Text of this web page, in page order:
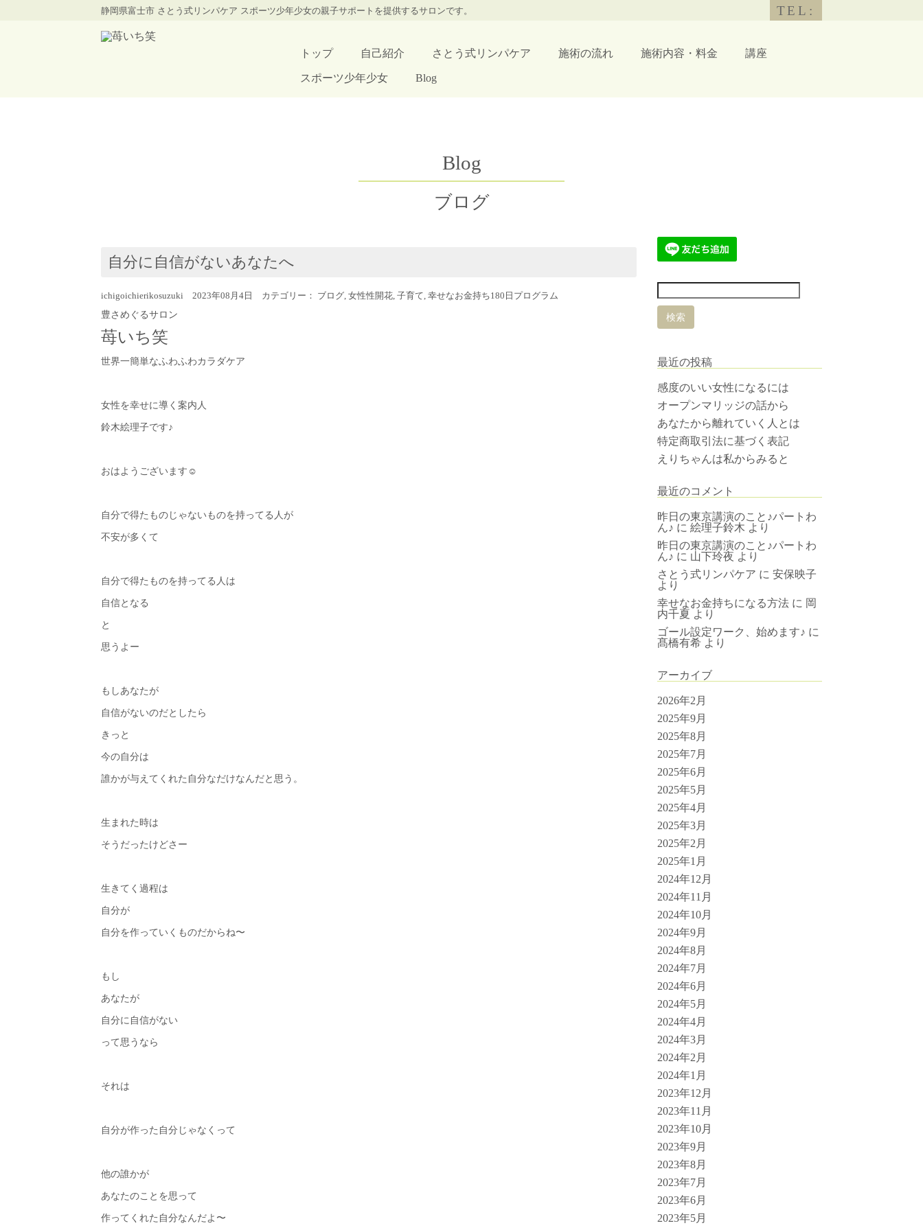
静岡県富士市 さとう式リンパケア スポーツ少年少女の親子サポートを提供するサロンです。 TEL:
トップ 自己紹介 さとう式リンパケア 施術の流れ 施術内容・料金 講座
スポーツ少年少女 Blog
Blog
ブログ
自分に自信がないあなたへ
ichigoichierikosuzuki 2023年08月4日 カテゴリー： ブログ, 女性性開花, 子育て, 幸せなお金持ち180日プログラム
豊さめぐるサロン
苺いち笑
世界一簡単なふわふわカラダケア
女性を幸せに導く案内人
鈴木絵理子です♪
おはようございます☺︎
自分で得たものじゃないものを持ってる人が
不安が多くて
自分で得たものを持ってる人は
自信となる
と
思うよー
もしあなたが
自信がないのだとしたら
きっと
今の自分は
誰かが与えてくれた自分なだけなんだと思う。
生まれた時は
そうだったけどさー
生きてく過程は
自分が
自分を作っていくものだからね〜
もし
あなたが
自分に自信がない
って思うなら
それは
自分が作った自分じゃなくって
他の誰かが
あなたのことを思って
作ってくれた自分なんだよ〜
最近の投稿
感度のいい女性になるには
オープンマリッジの話から
あなたから離れていく人とは
特定商取引法に基づく表記
えりちゃんは私からみると
最近のコメント
昨日の東京講演のこと♪パートわ
ん♪ に 絵理子鈴木 より
昨日の東京講演のこと♪パートわ
ん♪ に 山下玲夜 より
さとう式リンパケア に 安保映子
より
幸せなお金持ちになる方法 に 岡
内千夏 より
ゴール設定ワーク、始めます♪ に
髙橋有希 より
アーカイブ
2026年2月
2025年9月
2025年8月
2025年7月
2025年6月
2025年5月
2025年4月
2025年3月
2025年2月
2025年1月
2024年12月
2024年11月
2024年10月
2024年9月
2024年8月
2024年7月
2024年6月
2024年5月
2024年4月
2024年3月
2024年2月
2024年1月
2023年12月
2023年11月
2023年10月
2023年9月
2023年8月
2023年7月
2023年6月
2023年5月